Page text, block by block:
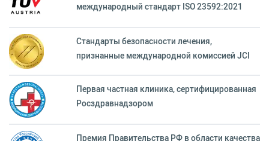
международный стандарт ISO 23592:2021
Стандарты безопасности лечения,
признанные международной комиссией JCI
Первая частная клиника, сертифицированная
Росздравнадзором
Премия Правительства РФ в области качества